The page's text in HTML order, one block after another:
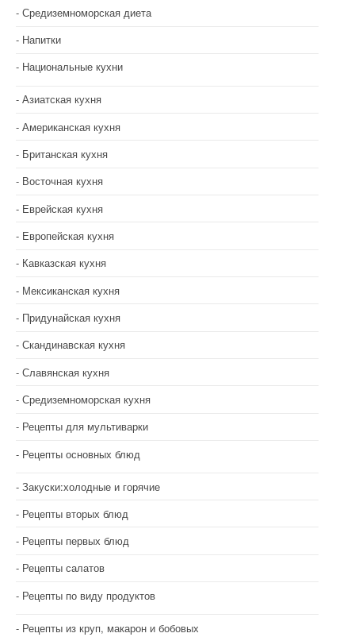
м
Средиземноморская диета
Напитки
Национальные кухни
Азиатская кухня
Американская кухня
Британская кухня
Восточная кухня
Еврейская кухня
Европейская кухня
Кавказская кухня
Мексиканская кухня
Придунайская кухня
Скандинавская кухня
Славянская кухня
Средиземноморская кухня
Рецепты для мультиварки
Рецепты основных блюд
Закуски:холодные и горячие
Рецепты вторых блюд
Рецепты первых блюд
Рецепты салатов
Рецепты по виду продуктов
Рецепты из круп, макарон и бобовых